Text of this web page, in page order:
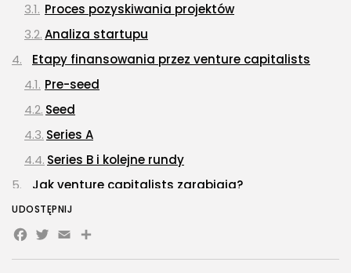
Proces pozyskiwania projektów
Analiza startupu
Etapy finansowania przez venture capitalists
Pre-seed
Seed
Series A
Series B i kolejne rundy
Jak venture capitalists zarabiają?
Model portfelowy
Czego venture capitalists szukają w startupach?
Silny zespół założycielski
UDOSTĘPNIJ
Facebook
Twitter
EmailShare